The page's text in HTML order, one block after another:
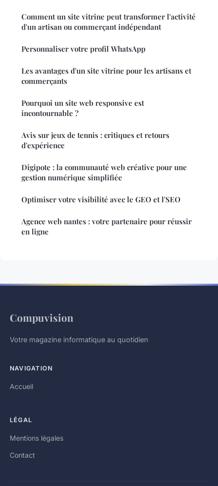
Comment un site vitrine peut transformer l'activité
d'un artisan ou commerçant indépendant
Personnaliser votre profil WhatsApp
Les avantages d'un site vitrine pour les artisans et
commerçants
Pourquoi un site web responsive est
incontournable ?
Avis sur jeux de tennis : critiques et retours
d'expérience
Digipote : la communauté web créative pour une
gestion numérique simplifiée
Optimiser votre visibilité avec le GEO et l'SEO
Agence web nantes : votre partenaire pour réussir
en ligne
Compuvision
Votre magazine informatique au quotidien
NAVIGATION
Accueil
LÉGAL
Mentions légales
Contact